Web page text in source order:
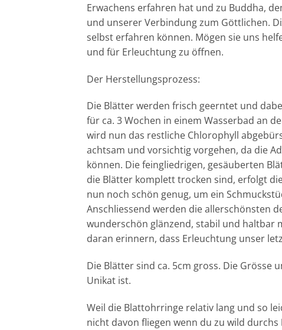
Erwachens erfahren hat und zu Buddha,
und unserer Verbindung zum Göttlichen.
selbst erfahren können. Mögen sie uns
und für Erleuchtung zu öffnen.
Der Herstellungsprozess:
Die Blätter werden frisch geerntet und
für ca. 3 Wochen in einem Wasserbad an
wird nun das restliche Chlorophyll
achtsam und vorsichtig vorgehen, da die
können. Die feingliedrigen, gesäuberten
die Blätter komplett trocken sind, erfolgt
nun noch schön genug, um ein
Anschliessend werden die allerschönsten
wunderschön glänzend, stabil und haltbar
daran erinnern, dass Erleuchtung unser
Die Blätter sind ca. 5cm gross. Die Grösse
Unikat ist.
Weil die Blattohrringe relativ lang und so
nicht davon fliegen wenn du zu wild